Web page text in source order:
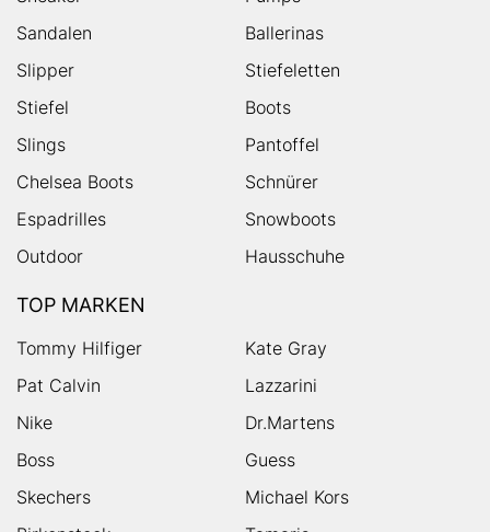
Sandalen
Ballerinas
Slipper
Stiefeletten
Stiefel
Boots
Slings
Pantoffel
Chelsea Boots
Schnürer
Espadrilles
Snowboots
Outdoor
Hausschuhe
TOP MARKEN
Tommy Hilfiger
Kate Gray
Pat Calvin
Lazzarini
Nike
Dr.Martens
Boss
Guess
Skechers
Michael Kors